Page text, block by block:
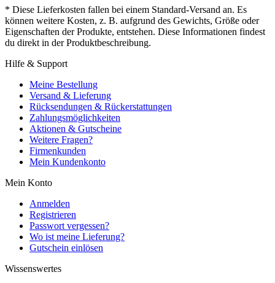
* Diese Lieferkosten fallen bei einem Standard-Versand an. Es
können weitere Kosten, z. B. aufgrund des Gewichts, Größe oder
Eigenschaften der Produkte, entstehen. Diese Informationen findest
du direkt in der Produktbeschreibung.
Hilfe & Support
Meine Bestellung
Versand & Lieferung
Rücksendungen & Rückerstattungen
Zahlungsmöglichkeiten
Aktionen & Gutscheine
Weitere Fragen?
Firmenkunden
Mein Kundenkonto
Mein Konto
Anmelden
Registrieren
Passwort vergessen?
Wo ist meine Lieferung?
Gutschein einlösen
Wissenswertes